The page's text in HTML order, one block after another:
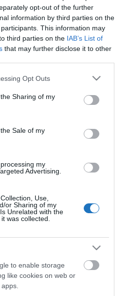
opt-out of the further
information by third parties on the
participants. This information may
third parties on the IAB’s List of
that may further disclose it to other
app uses one or more Google
usage behaviour. You may click to
Google and its third-party tags to
purposes in below Google
Opt Outs
Sharing of my
Sale of my
my
Advertising.
Use,
or Sharing of my
Unrelated with the
was collected.
to enable storage
like cookies on web or
BÖLCSESSÉG
nézi, szerelemtől
Michel Maulpoix
TÉGED IS VÁR!
TÉMÁK SZERINT!
BELFÖLDI TURIZMUS
BUDAPEST AIRPORT EMIRATES
HORVÁTORSZÁG